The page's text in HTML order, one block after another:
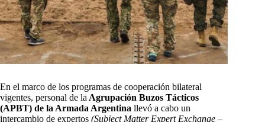
En el marco de los programas de cooperación bilateral
vigentes, personal de la Agrupación Buzos Tácticos
(APBT) de la Armada Argentina llevó a cabo un
intercambio de expertos (Subject Matter Expert Exchange –